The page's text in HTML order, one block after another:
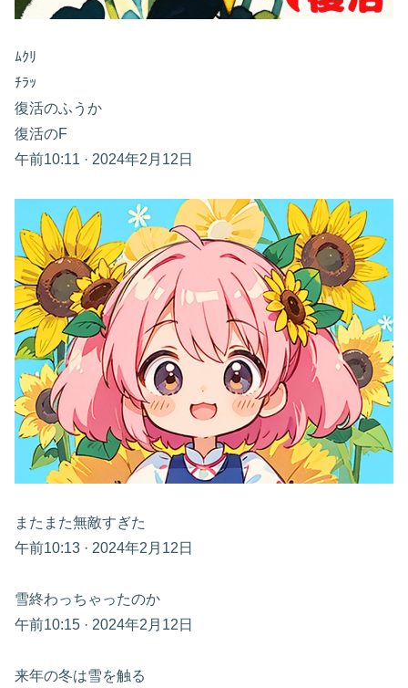
ﾑｸﾘ
ﾁﾗｯ
復活のふうか
復活のF
午前10:11 · 2024年2月12日
またまた無敵すぎた
午前10:13 · 2024年2月12日
雪終わっちゃったのか
午前10:15 · 2024年2月12日
来年の冬は雪を触る